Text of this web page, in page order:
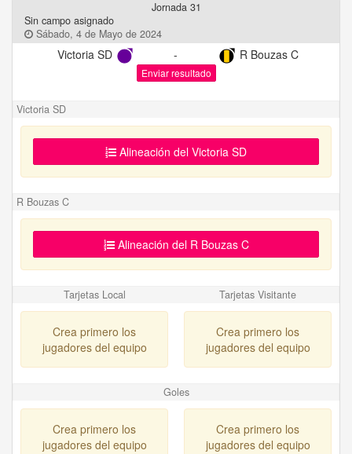
Jornada 31
Sin campo asignado
Sábado, 4 de Mayo de 2024
Victoria SD - R Bouzas C
Enviar resultado
Victoria SD
Alineación del Victoria SD
R Bouzas C
Alineación del R Bouzas C
Tarjetas Local Tarjetas Visitante
Crea primero los
jugadores del equipo
Crea primero los
jugadores del equipo
Goles
Crea primero los
jugadores del equipo
Crea primero los
jugadores del equipo